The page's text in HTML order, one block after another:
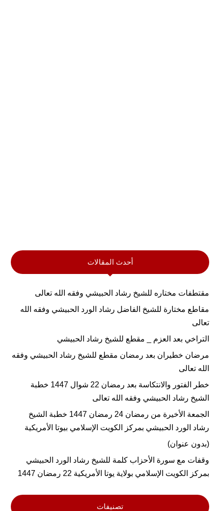
أحدث المقالات
مقتطفات مختاره للشيخ رشاد الحبيشي وفقه الله تعالى
مقاطع مختارة للشيخ الفاضل رشاد الورد الحبيشي وفقه الله
تعالى
التراخي بعد العزم _ مقطع للشيخ رشاد الحبيشي
مرضان خطيران بعد رمضان مقطع للشيخ رشاد الحبيشي وفقه
الله تعالى
خطر الفتور والانتكاسة بعد رمضان 22 شوال 1447 خطبة
الشيخ رشاد الحبيشي وفقه الله تعالى
الجمعة الأخيرة من رمضان 24 رمضان 1447 خطبة الشيخ
رشاد الورد الحبيشي بمركز الكويت الإسلامي بيوتا الأمريكية
(بدون عنوان)
وقفات مع سورة الأحزاب كلمة للشيخ رشاد الورد الحبيشي
بمركز الكويت الإسلامي بولاية يوتا الأمريكية 22 رمضان 1447
تصنيفات